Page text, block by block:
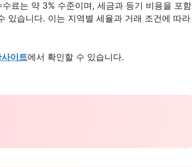
료는 약 3% 수준이며, 세금과 등기 비용을 포함
있습니다. 이는 지역별 세율과 거래 조건에 따라
이트에서 확인할 수 있습니다.